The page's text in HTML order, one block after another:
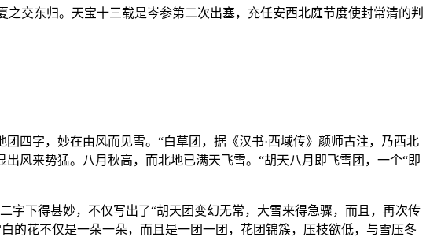
交东归。天宝十三载是岑参第二次出塞，充任安西北庭节度使封常清的判
四字，妙在由风而见雪。“白草团，据《汉书·西域传》颜师古注，乃西北
风来势猛。八月秋高，而北地已满天飞雪。“胡天八月即飞雪团，一个“即
字下得甚妙，不仅写出了“胡天团变幻无常，大雪来得急骤，而且，再次传
的花不仅是一朵一朵，而且是一团一团，花团锦簇，压枝欲低，与雪压冬